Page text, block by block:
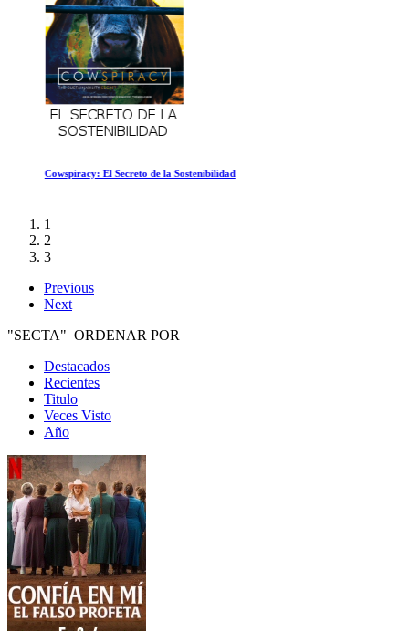
Cowspiracy: El Secreto de la Sostenibilidad
1
2
3
Previous
Next
"SECTA" ORDENAR POR
Destacados
Recientes
Titulo
Veces Visto
Año